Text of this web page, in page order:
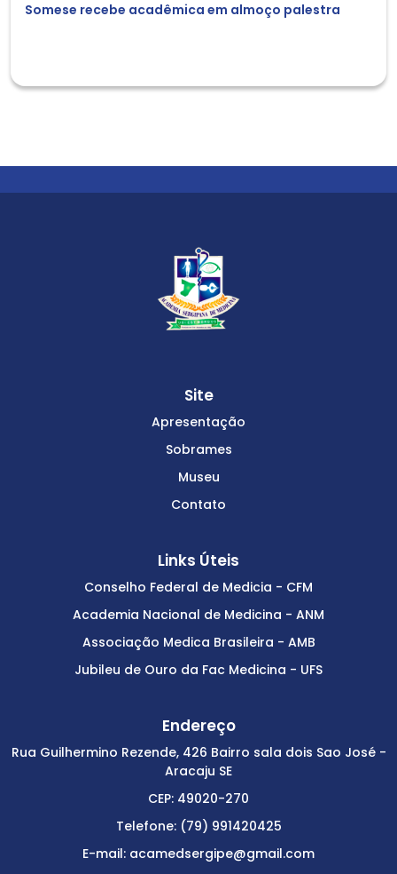
Somese recebe acadêmica em almoço palestra
Site
Apresentação
Sobrames
Museu
Contato
Links Úteis
Conselho Federal de Medicia - CFM
Academia Nacional de Medicina - ANM
Associação Medica Brasileira - AMB
Jubileu de Ouro da Fac Medicina - UFS
Endereço
Rua Guilhermino Rezende, 426 Bairro sala dois Sao José -
Aracaju SE
CEP: 49020-270
Telefone: (79) 991420425
E-mail: acamedsergipe@gmail.com